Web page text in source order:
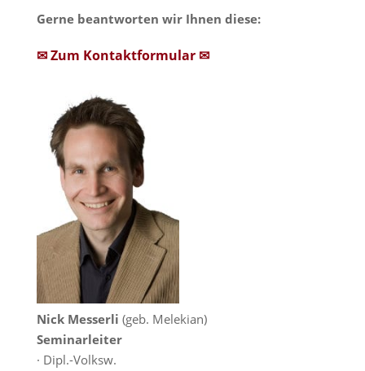
Gerne beantworten wir Ihnen diese:
✉ Zum Kontaktformular ✉
Nick Messerli (geb. Melekian)
Seminarleiter
· Dipl.-Volksw.